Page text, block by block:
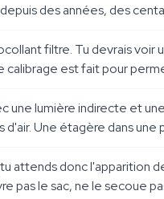
des années, des
filtre. Tu devrais voir
calibrage est fait pour
une lumière indirecte et
Une étagère dans
attends donc l'apparition
pas le sac, ne le secoue